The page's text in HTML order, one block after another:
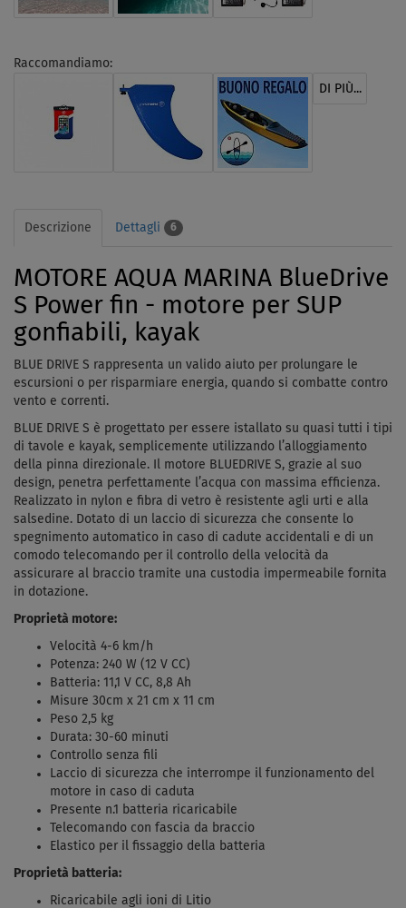
Raccomandiamo:
DI PIÙ...
Descrizione Dettagli 6
MOTORE AQUA MARINA BlueDrive
S Power fin - motore per SUP
gonfiabili, kayak
BLUE DRIVE S rappresenta un valido aiuto per prolungare le
escursioni o per risparmiare energia, quando si combatte contro
vento e correnti.
BLUE DRIVE S è progettato per essere istallato su quasi tutti i tipi
di tavole e kayak, semplicemente utilizzando l’alloggiamento
della pinna direzionale. Il motore BLUEDRIVE S, grazie al suo
design, penetra perfettamente l’acqua con massima efficienza.
Realizzato in nylon e fibra di vetro è resistente agli urti e alla
salsedine. Dotato di un laccio di sicurezza che consente lo
spegnimento automatico in caso di cadute accidentali e di un
comodo telecomando per il controllo della velocità da
assicurare al braccio tramite una custodia impermeabile fornita
in dotazione.
Proprietà motore:
Velocità 4-6 km/h
Potenza: 240 W (12 V CC)
Batteria: 11,1 V CC, 8,8 Ah
Misure 30cm x 21 cm x 11 cm
Peso 2,5 kg
Durata: 30-60 minuti
Controllo senza fili
Laccio di sicurezza che interrompe il funzionamento del
motore in caso di caduta
Presente n.1 batteria ricaricabile
Telecomando con fascia da braccio
Elastico per il fissaggio della batteria
Proprietà batteria:
Ricaricabile agli ioni di Litio